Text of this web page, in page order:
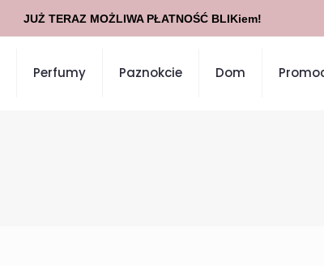
Perfumy Paznokcie Dom
JUŻ TERAZ MOŻLIWA PŁATNOŚĆ BLIKiem!